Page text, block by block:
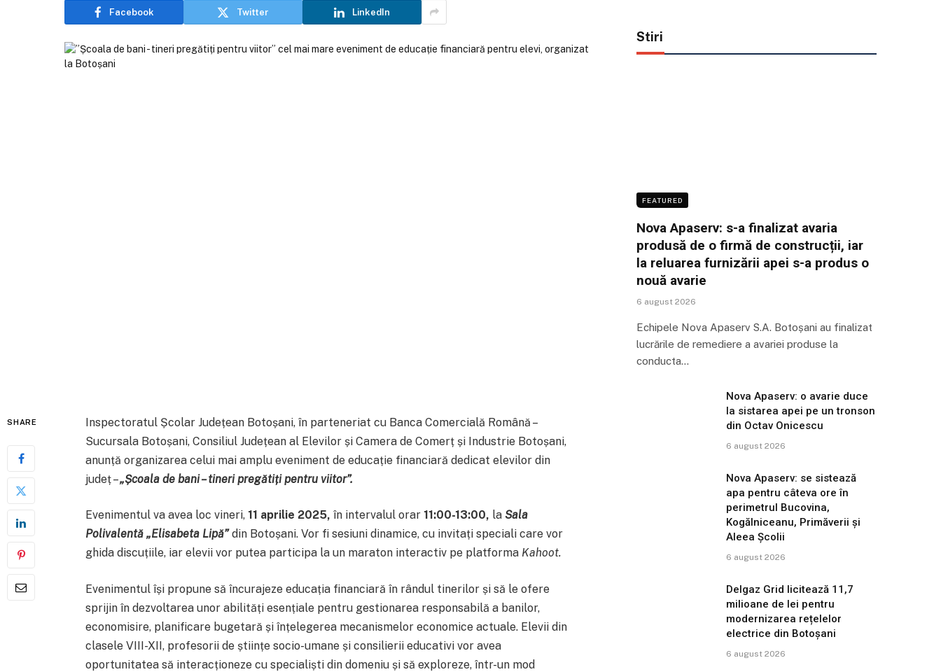
Facebook Twitter LinkedIn
SHARE
Inspectoratul Școlar Județean Botoșani, în parteneriat cu Banca Comercială Română –
Sucursala Botoșani, Consiliul Județean al Elevilor și Camera de Comerț și Industrie Botoșani,
anunță organizarea celui mai amplu eveniment de educație financiară dedicat elevilor din
județ –„Școala de bani – tineri pregătiți pentru viitor”.
Evenimentul va avea loc vineri, 11 aprilie 2025, în intervalul orar 11:00-13:00, la Sala
Polivalentă „Elisabeta Lipă”din Botoșani. Vor fi sesiuni dinamice, cu invitați speciali care vor
ghida discuțiile, iar elevii vor putea participa la un maraton interactiv pe platforma Kahoot.
Evenimentul își propune să încurajeze educația financiară în rândul tinerilor și să le ofere
sprijin în dezvoltarea unor abilități esențiale pentru gestionarea responsabilă a banilor,
economisire, planificare bugetară și înțelegerea mecanismelor economice actuale. Elevii din
clasele VIII-XII, profesorii de științe socio-umane și consilierii educativi vor avea
oportunitatea să interacționeze cu specialiști din domeniu și să exploreze, într-un mod
Stiri
FEATURED
Nova Apaserv: s-a finalizat avaria
produsă de o firmă de construcții, iar
la reluarea furnizării apei s-a produs o
nouă avarie
6 august 2026
Echipele Nova Apaserv S.A. Botoșani au finalizat
lucrările de remediere a avariei produse la
conducta…
Nova Apaserv: o avarie duce
la sistarea apei pe un tronson
din Octav Onicescu
6 august 2026
Nova Apaserv: se sistează
apa pentru câteva ore în
perimetrul Bucovina,
Kogălniceanu, Primăverii și
Aleea Școlii
6 august 2026
Delgaz Grid licitează 11,7
milioane de lei pentru
modernizarea rețelelor
electrice din Botoșani
6 august 2026